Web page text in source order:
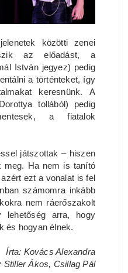
közötti zenei
az előadást, a
István jegyez) pedig
a történteket, így
keresnünk. A
tollából) pedig
a fiatalok
játszottak – hiszen
meg. Ha nem is tanító
ezt a vonalat is fel
számomra inkább
nem ráerőszakolt
lehetőség arra, hogy
és hogyan élnek.
Írta: Kovács Alexandra
Stiller Ákos, Csillag Pál